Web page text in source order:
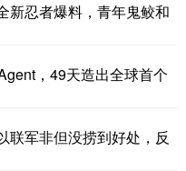
新忍者爆料，青年鬼鲛和
，49天造出全球首个
联军非但没捞到好处，反